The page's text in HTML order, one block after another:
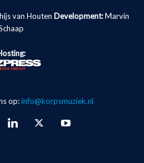
van Houten Development: Marvin
op:info@korpsmuziek.nl